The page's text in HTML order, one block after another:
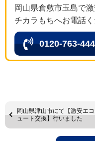
岡山県倉敷市玉島で
チカラもちへお電話く
0120-763-444
岡山県津山市にて【激安エ
ュート交換】行いました